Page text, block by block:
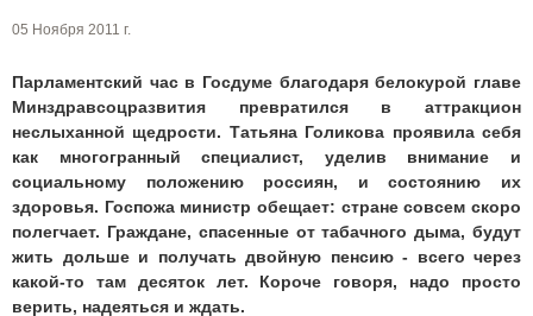
05 Ноября 2011 г.
Парламентский час в Госдуме благодаря белокурой главе
Минздравсоцразвития превратился в аттракцион
неслыханной щедрости. Татьяна Голикова проявила себя
как многогранный специалист, уделив внимание и
социальному положению россиян, и состоянию их
здоровья. Госпожа министр обещает: стране совсем скоро
полегчает. Граждане, спасенные от табачного дыма, будут
жить дольше и получать двойную пенсию - всего через
какой-то там десяток лет. Короче говоря, надо просто
верить, надеяться и ждать.